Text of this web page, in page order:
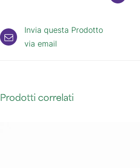
Invia questa Prodotto
via email
Prodotti correlati